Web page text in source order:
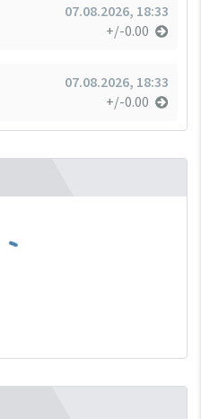
07.08.2026, 18:33
+/-0.00
07.08.2026, 18:33
+/-0.00